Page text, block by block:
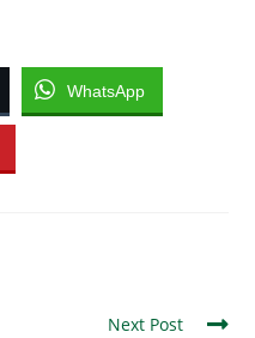
WhatsApp
Next Post